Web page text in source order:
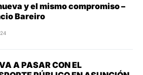
y el mismo compromiso –
Bareiro
A PASAR CON EL